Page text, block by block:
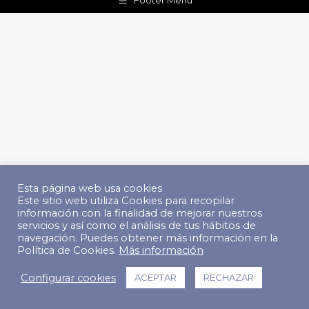
Esta página web usa cookies
Este sitio web utiliza Cookies para recopilar
información con la finalidad de mejorar nuestros
servicios y así como el análisis de tus hábitos de
navegación. Puedes obtener más información en la
Política de Cookies. Más información
Configurar cookies ACEPTAR RECHAZAR